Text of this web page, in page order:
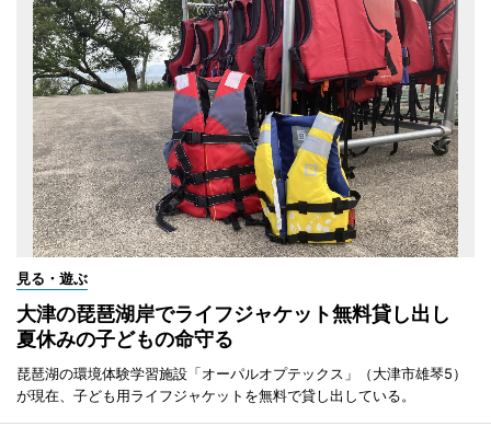
見る・遊ぶ
大津の琵琶湖岸でライフジャケット無料貸し出し
夏休みの子どもの命守る
琵琶湖の環境体験学習施設「オーパルオプテックス」（大津市雄琴5）
が現在、子ども用ライフジャケットを無料で貸し出している。